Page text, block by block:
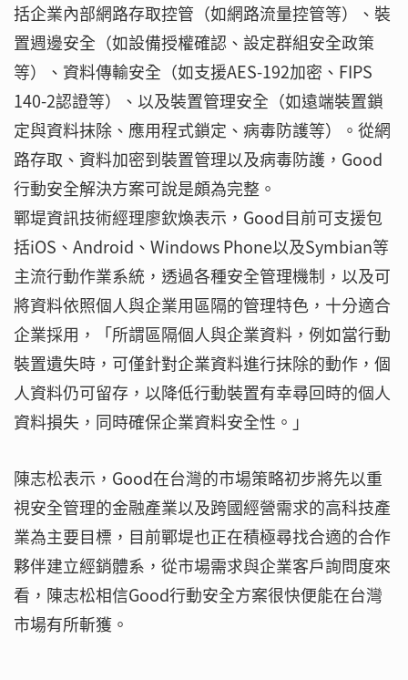
括企業內部網路存取控管（如網路流量控管等）、裝
置週邊安全（如設備授權確認、設定群組安全政策
等）、資料傳輸安全（如支援AES-192加密、FIPS
140-2認證等）、以及裝置管理安全（如遠端裝置鎖
定與資料抹除、應用程式鎖定、病毒防護等）。從網
路存取、資料加密到裝置管理以及病毒防護，Good
行動安全解決方案可說是頗為完整。
鄲堤資訊技術經理廖欽煥表示，Good目前可支援包
括iOS、Android、Windows Phone以及Symbian等
主流行動作業系統，透過各種安全管理機制，以及可
將資料依照個人與企業用區隔的管理特色，十分適合
企業採用，「所謂區隔個人與企業資料，例如當行動
裝置遺失時，可僅針對企業資料進行抹除的動作，個
人資料仍可留存，以降低行動裝置有幸尋回時的個人
資料損失，同時確保企業資料安全性。」
陳志松表示，Good在台灣的市場策略初步將先以重
視安全管理的金融產業以及跨國經營需求的高科技產
業為主要目標，目前鄲堤也正在積極尋找合適的合作
夥伴建立經銷體系，從市場需求與企業客戶詢問度來
看，陳志松相信Good行動安全方案很快便能在台灣
市場有所斬獲。